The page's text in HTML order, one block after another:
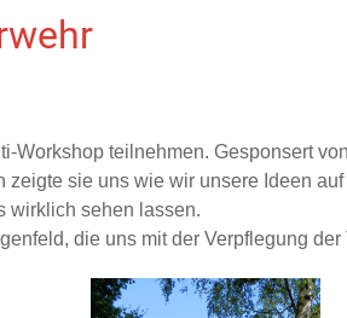
Workshop teilnehmen. Gesponsert
sie uns wie wir unsere Ideen
wirklich sehen lassen.
die uns mit der Verpflegung der